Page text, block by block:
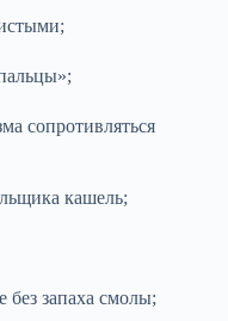
сопротивляться
кашель;
без запаха смолы;